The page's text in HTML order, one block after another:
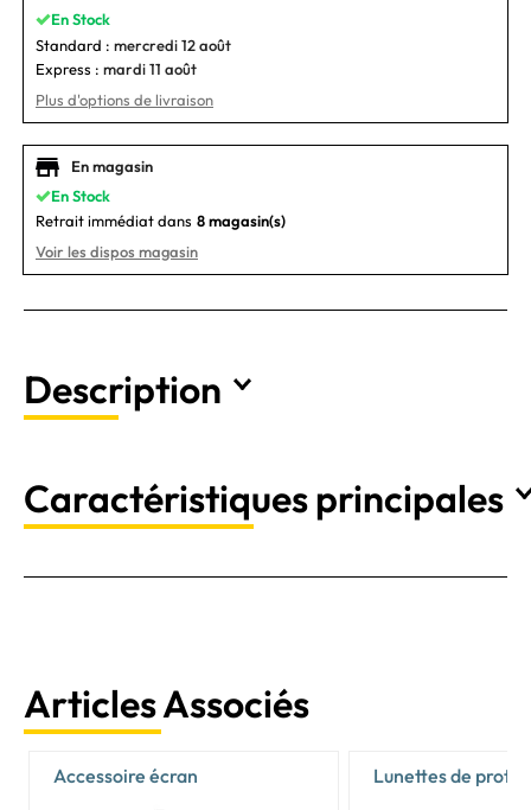
En Stock
Standard : mercredi 12 août
Express : mardi 11 août
Plus d'options de livraison
En magasin
En Stock
Retrait immédiat dans 8 magasin(s)
Voir les dispos magasin
Description
Caractéristiques principales
Articles Associés
Accessoire écran Lunettes de